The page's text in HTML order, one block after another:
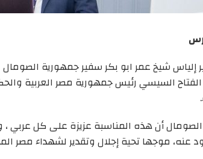
إلياس شيخ عمر ابو بكر سفير جمهورية الصومال
أن هذه المناسبة عزيزة على كل عربي ،
عنه، موجها تحية إجلال وتقدير لشهداء مصر